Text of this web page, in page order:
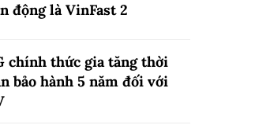
động là VinFast2
chính thức gia tăng thời
bảo hành 5 năm đối với